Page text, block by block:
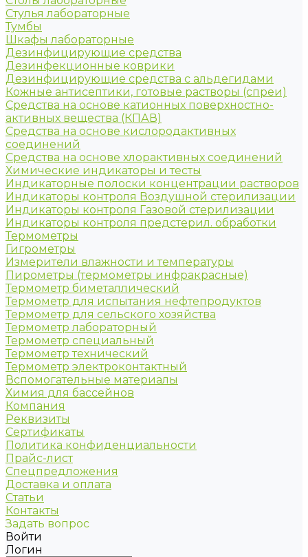
Стулья лабораторные
Тумбы
Шкафы лабораторные
Дезинфицирующие средства
Дезинфекционные коврики
Дезинфицирующие средства с альдегидами
Кожные антисептики, готовые растворы (спреи)
Средства на основе катионных поверхностно-
активных вещества (КПАВ)
Средства на основе кислородактивных
соединений
Средства на основе хлорактивных соединений
Химические индикаторы и тесты
Индикаторные полоски концентрации растворов
Индикаторы контроля Воздушной стерилизации
Индикаторы контроля Газовой стерилизации
Индикаторы контроля предстерил. обработки
Термометры
Гигрометры
Измерители влажности и температуры
Пирометры (термометры инфракрасные)
Термометр биметаллический
Термометр для испытания нефтепродуктов
Термометр для сельского хозяйства
Термометр лабораторный
Термометр специальный
Термометр технический
Термометр электроконтактный
Вспомогательные материалы
Химия для бассейнов
Компания
Реквизиты
Сертификаты
Политика конфиденциальности
Прайс-лист
Спецпредложения
Доставка и оплата
Статьи
Контакты
Задать вопрос
Войти
Логин